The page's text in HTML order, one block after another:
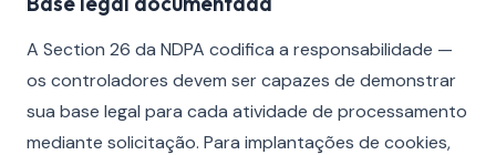
A Section 26 da NDPA codifica a responsabilidade —
os controladores devem ser capazes de demonstrar
sua base legal para cada atividade de processamento
mediante solicitação. Para implantações de cookies,